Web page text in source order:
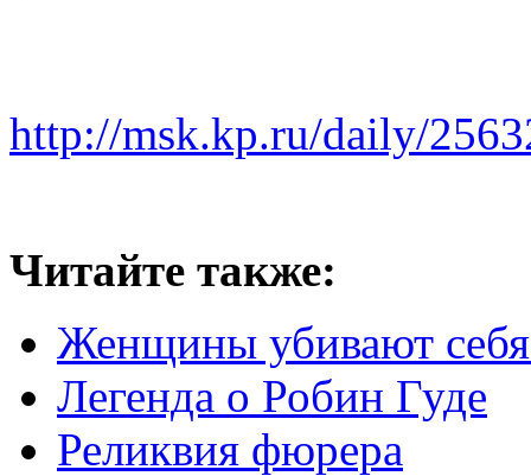
http://msk.kp.ru/daily/
Читайте также:
Женщины убивают себя
Легенда о Робин Гуде
Реликвия фюрера